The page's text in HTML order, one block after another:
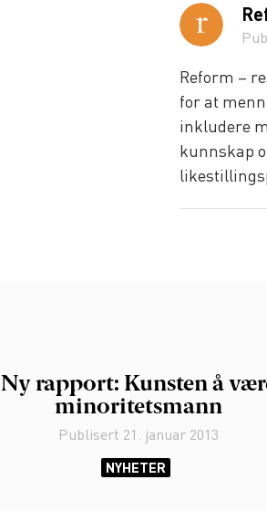
Reform –
for at
inkludere
kunnskap
Ny rapport: Kunsten å
minoritetsmann
Publisert 21. januar 2013
NYHETER